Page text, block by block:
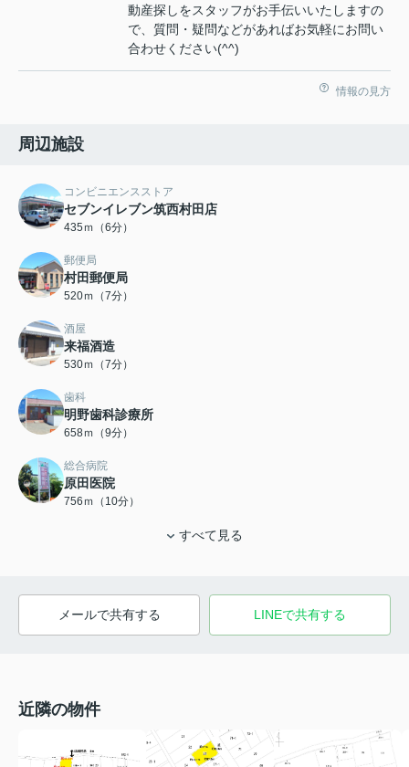
動産探しをスタッフがお手伝いいたしますの
で、質問・疑問などがあればお気軽にお問い
合わせください(^^)
情報の見方
周辺施設
コンビニエンスストア
セブンイレブン筑西村田店
435ｍ（6分）
郵便局
村田郵便局
520ｍ（7分）
酒屋
来福酒造
530ｍ（7分）
歯科
明野歯科診療所
658ｍ（9分）
総合病院
原田医院
756ｍ（10分）
すべて見る
メールで共有する LINEで共有する
近隣の物件